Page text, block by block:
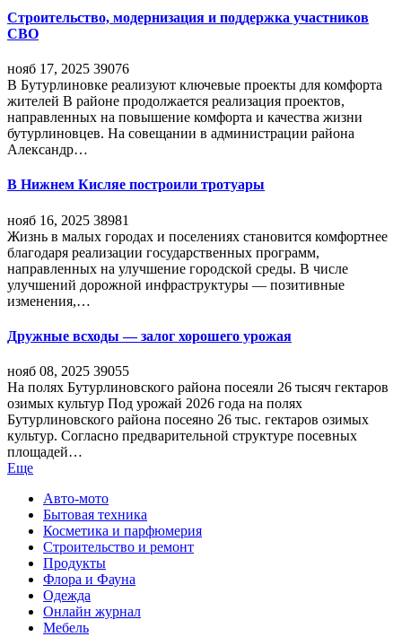
Строительство, модернизация и поддержка участников
СВО
нояб 17, 2025 39076
В Бутурлиновке реализуют ключевые проекты для комфорта
жителей В районе продолжается реализация проектов,
направленных на повышение комфорта и качества жизни
бутурлиновцев. На совещании в администрации района
Александр…
В Нижнем Кисляе построили тротуары
нояб 16, 2025 38981
Жизнь в малых городах и поселениях становится комфортнее
благодаря реализации государственных программ,
направленных на улучшение городской среды. В числе
улучшений дорожной инфраструктуры — позитивные
изменения,…
Дружные всходы — залог хорошего урожая
нояб 08, 2025 39055
На полях Бутурлиновского района посеяли 26 тысяч гектаров
озимых культур Под урожай 2026 года на полях
Бутурлиновского района посеяно 26 тыс. гектаров озимых
культур. Согласно предварительной структуре посевных
площадей…
Еще
Авто-мото
Бытовая техника
Косметика и парфюмерия
Строительство и ремонт
Продукты
Флора и Фауна
Одежда
Онлайн журнал
Мебель